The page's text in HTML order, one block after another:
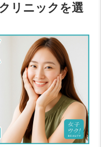
リニックを選